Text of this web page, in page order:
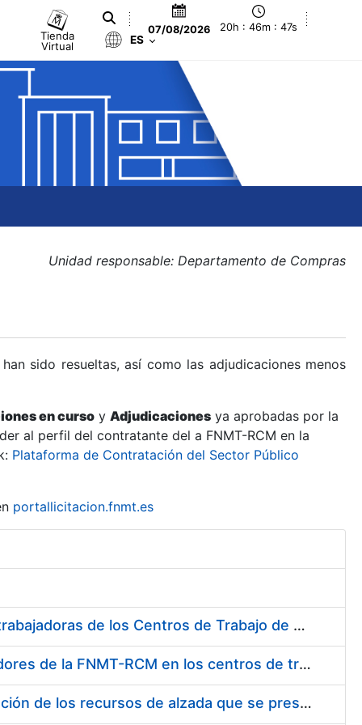
Tienda
Virtual
07/08/2026 20h : 46m : 47s
ES
Unidad responsable: Departamento de Compras
sido resueltas, así como las adjudicaciones menos
en curso y Adjudicaciones ya aprobadas por la
al perfil del contratante del a FNMT-RCM en la
Plataforma de Contratación del Sector Público
portallicitacion.fnmt.es
Suministro de Protectores Auditivos a medida para las personas trabajadoras de los Centros de Trabajo de Madrid y Burgos
Suministro de gafas graduadas antiproyecciones para los trabajadores de la FNMT-RCM en los centros de trabajo de Madrid y Burgos
Servicios de una empresa externa para el asesoramiento y resolución de los recursos de alzada que se presentan relacionados con procesos de selección para la FNMT-RCM